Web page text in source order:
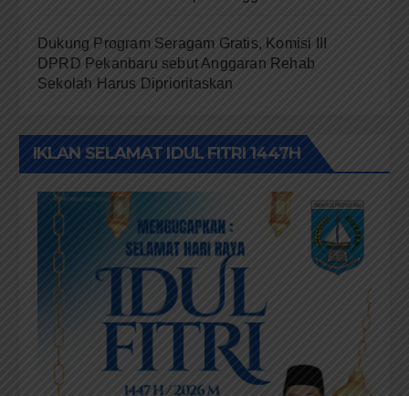
Dukung Program Seragam Gratis, Komisi III
DPRD Pekanbaru sebut Anggaran Rehab
Sekolah Harus Diprioritaskan
IKLAN SELAMAT IDUL FITRI 1447H